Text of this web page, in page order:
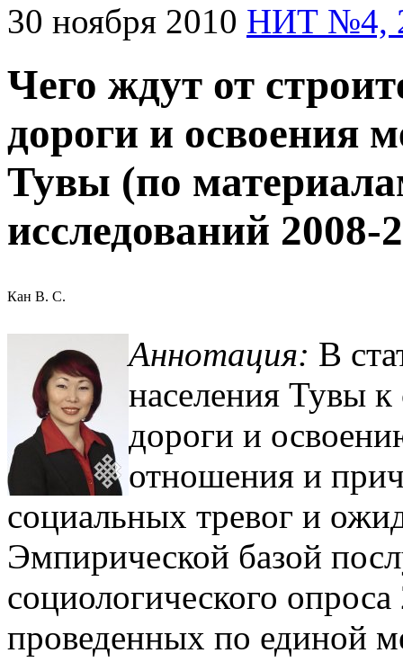
30 ноября 2010 НИТ №4,
Чего ждут от
дороги и освоения
Тувы (по
исследований 2008-
Кан В. С.
Аннотация: В
населения Тувы к
дороги и
отношения и
социальных тревог и
Эмпирической базой
социологического
проведенных по единой